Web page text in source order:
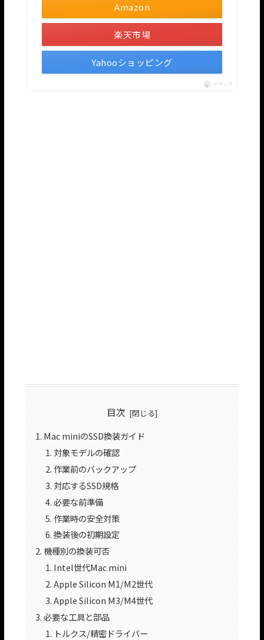
Amazon
楽天市場
Yahooショッピング
ポチップ
目次
Mac miniのSSD換装ガイド
対象モデルの確認
作業前のバックアップ
対応するSSD規格
必要な前準備
作業時の安全対策
換装後の初期設定
機種別の換装可否
Intel世代Mac mini
Apple Silicon M1/M2世代
Apple Silicon M3/M4世代
必要な工具と部品
トルクス/精密ドライバー